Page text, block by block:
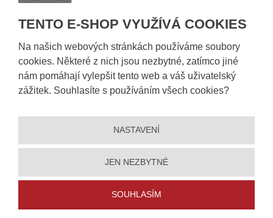
TENTO E-SHOP VYUŽÍVÁ COOKIES
Na našich webových stránkách používáme soubory
cookies. Některé z nich jsou nezbytné, zatímco jiné
nám pomáhají vylepšit tento web a váš uživatelský
zážitek. Souhlasíte s používáním všech cookies?
NASTAVENÍ
JEN NEZBYTNÉ
SOUHLASÍM
Prohlášení o přístupnosti |Ochrana osobních údajů |Mapa stránek ||